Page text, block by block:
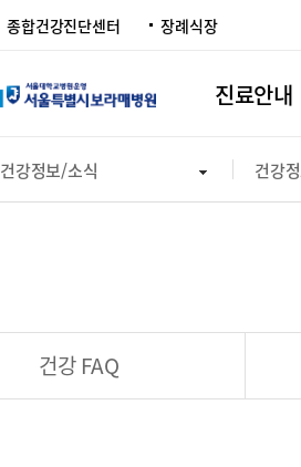
종합건강진단센터 장례식장
진료안내
건강정보/소식 건강
건강 FAQ